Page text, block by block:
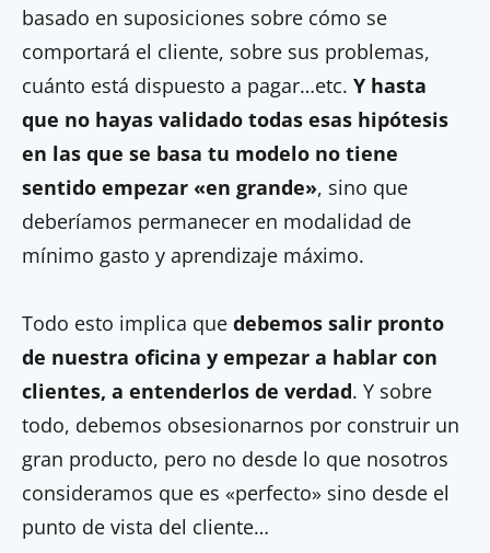
basado en suposiciones sobre cómo se
comportará el cliente, sobre sus problemas,
cuánto está dispuesto a pagar…etc. Y hasta
que no hayas validado todas esas hipótesis
en las que se basa tu modelo no tiene
sentido empezar «en grande», sino que
deberíamos permanecer en modalidad de
mínimo gasto y aprendizaje máximo.
Todo esto implica que debemos salir pronto
de nuestra oficina y empezar a hablar con
clientes, a entenderlos de verdad. Y sobre
todo, debemos obsesionarnos por construir un
gran producto, pero no desde lo que nosotros
consideramos que es «perfecto» sino desde el
punto de vista del cliente…